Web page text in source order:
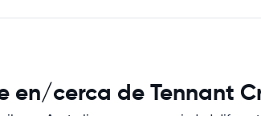
en/cerca de Tennant